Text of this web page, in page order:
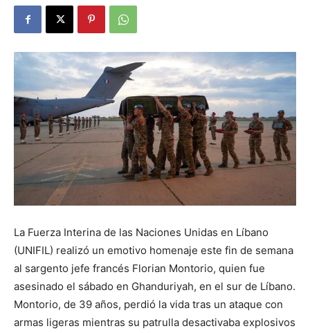
La Fuerza Interina de las Naciones Unidas en Líbano
(UNIFIL) realizó un emotivo homenaje este fin de semana
al sargento jefe francés Florian Montorio, quien fue
asesinado el sábado en Ghanduriyah, en el sur de Líbano.
Montorio, de 39 años, perdió la vida tras un ataque con
armas ligeras mientras su patrulla desactivaba explosivos